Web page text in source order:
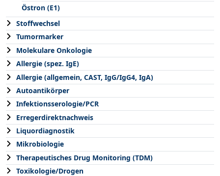
Östron (E1)
Stoffwechsel
Tumormarker
Molekulare Onkologie
Allergie (spez. IgE)
Allergie (allgemein, CAST, IgG/IgG4, IgA)
Autoantikörper
Infektionsserologie/PCR
Erregerdirektnachweis
Liquordiagnostik
Mikrobiologie
Therapeutisches Drug Monitoring (TDM)
Toxikologie/Drogen